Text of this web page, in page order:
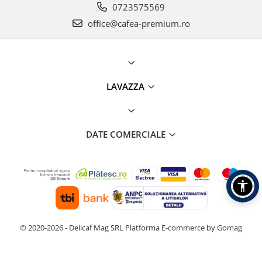
0723575569
office@cafea-premium.ro
LAVAZZA
DATE COMERCIALE
© 2020-2026 - Delicaf Mag SRL Platforma E-commerce by Gomag